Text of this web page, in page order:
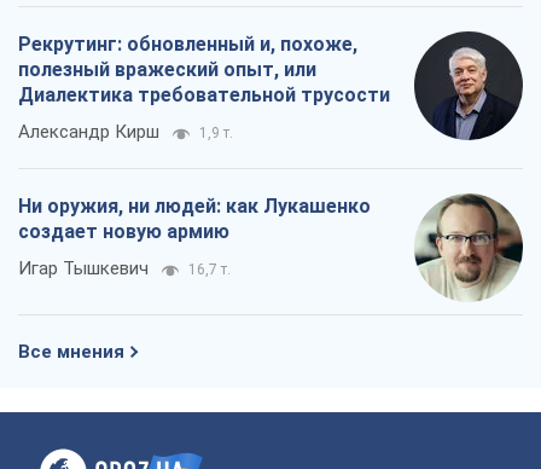
Рекрутинг: обновленный и, похоже,
полезный вражеский опыт, или
Диалектика требовательной трусости
Александр Кирш 1,9 т.
Ни оружия, ни людей: как Лукашенко
создает новую армию
Игар Тышкевич 16,7 т.
Все мнения